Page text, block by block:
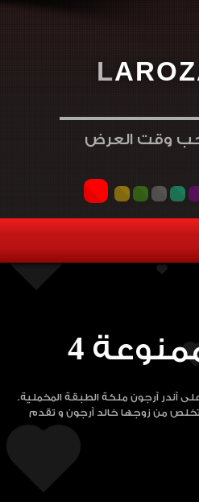
LAROZ
وقت العرض
4
آندر آرجون ملكة الطبقة المخملية.
من زوجها خالد آرجون و تقدم